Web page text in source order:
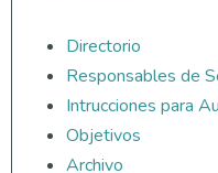
Directorio
Responsables de
Intrucciones para
Objetivos
Archivo